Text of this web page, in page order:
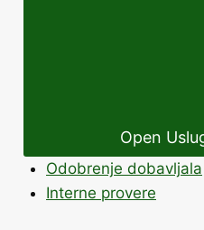
Open
Odobrenje dobavljala
Interne provere